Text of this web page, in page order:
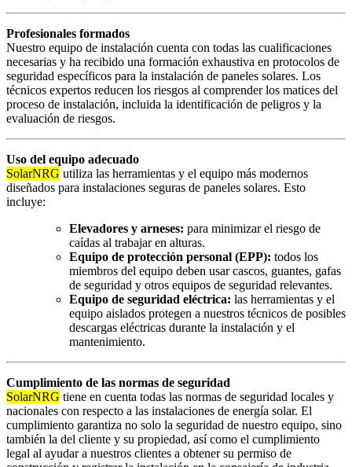
Profesionales formados
Nuestro equipo de instalación cuenta con todas las cualificaciones
necesarias y ha recibido una formación exhaustiva en protocolos de
seguridad específicos para la instalación de paneles solares. Los
técnicos expertos reducen los riesgos al comprender los matices del
proceso de instalación, incluida la identificación de peligros y la
evaluación de riesgos.
Uso del equipo adecuado
SolarNRG utiliza las herramientas y el equipo más modernos
diseñados para instalaciones seguras de paneles solares. Esto
incluye:
Elevadores y arneses: para minimizar el riesgo de
caídas al trabajar en alturas.
Equipo de protección personal (EPP): todos los
miembros del equipo deben usar cascos, guantes, gafas
de seguridad y otros equipos de seguridad relevantes.
Equipo de seguridad eléctrica: las herramientas y el
equipo aislados protegen a nuestros técnicos de posibles
descargas eléctricas durante la instalación y el
mantenimiento.
Cumplimiento de las normas de seguridad
SolarNRG tiene en cuenta todas las normas de seguridad locales y
nacionales con respecto a las instalaciones de energía solar. El
cumplimiento garantiza no solo la seguridad de nuestro equipo, sino
también la del cliente y su propiedad, así como el cumplimiento
legal al ayudar a nuestros clientes a obtener su permiso de